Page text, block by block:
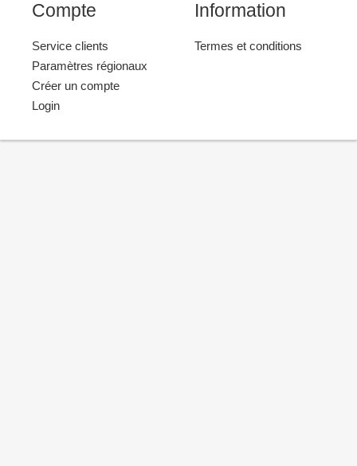
Compte
Service clients
Paramètres régionaux
Créer un compte
Login
Information
Termes et conditions